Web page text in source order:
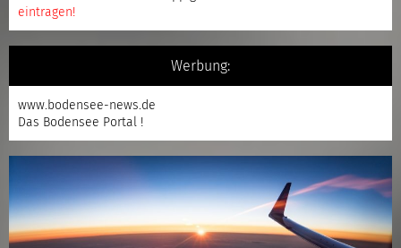
eintragen!
Werbung:
www.bodensee-news.de
Das Bodensee Portal !